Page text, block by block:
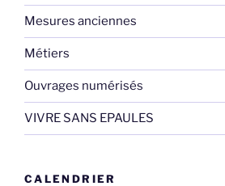
Mesures anciennes
Métiers
Ouvrages numérisés
VIVRE SANS EPAULES
CALENDRIER